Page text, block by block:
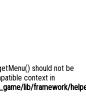
should not be
context in
lib/framework/